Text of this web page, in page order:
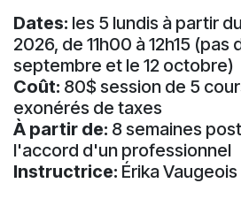
Dates: les 5 lundis à partir
2026, de 11h00 à 12h15 (pas
septembre et le 12 octobre)
Coût: 80$ session de 5
exonérés de taxes
À partir de: 8 semaines
l'accord d'un professionnel
Instructrice: Érika Vaugeois